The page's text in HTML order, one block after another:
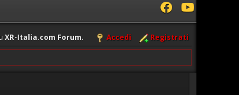
XR-Italia.com Forum. Accedi Registrati